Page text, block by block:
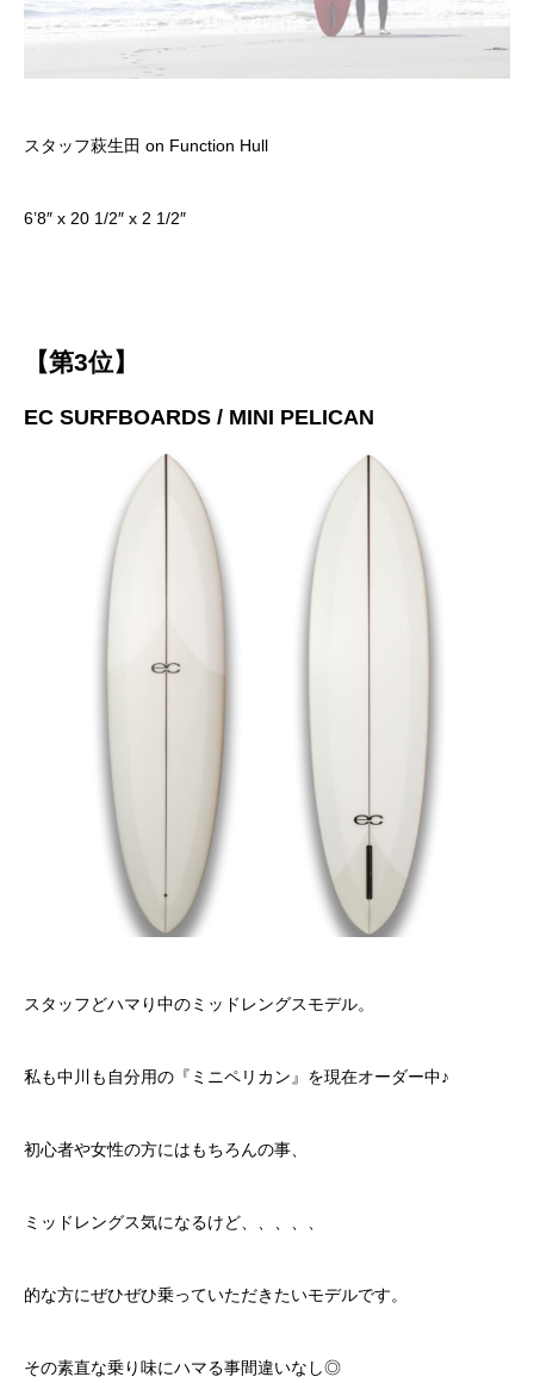
スタッフ萩生田 on Function Hull
6’8″ x 20 1/2″ x 2 1/2″
【第3位】
EC SURFBOARDS / MINI PELICAN
スタッフどハマり中のミッドレングスモデル。
私も中川も自分用の『ミニペリカン』を現在オーダー中♪
初心者や女性の方にはもちろんの事、
ミッドレングス気になるけど、、、、、
的な方にぜひぜひ乗っていただきたいモデルです。
その素直な乗り味にハマる事間違いなし◎